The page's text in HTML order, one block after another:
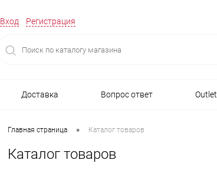
Вход Регистрация
Доставка Вопрос ответ Outlet
Главная страница • Каталог товаров
Каталог товаров